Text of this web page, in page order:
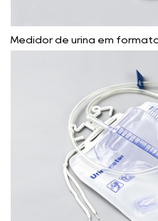
Medidor de urina em